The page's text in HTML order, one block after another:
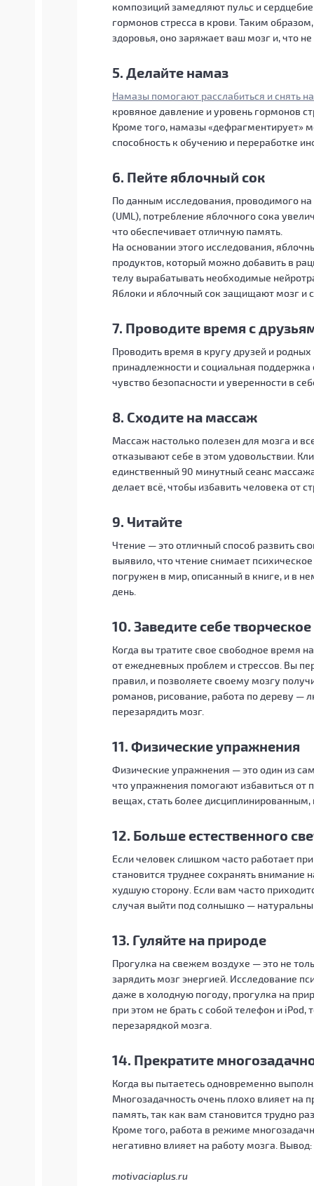
композиций замедляют пульс и
гормонов стресса в крови. Таким
здоровья, оно заряжает ваш мозг и, что
5. Делайте намаз
Намазы помогают расслабиться и снять
кровяное давление и уровень гормонов
Кроме того, намазы «дефрагментирует»
способность к обучению и переработке
6. Пейте яблочный сок
По данным исследования, проводимого
(UML), потребление яблочного сока
что обеспечивает отличную память.
На основании этого исследования,
продуктов, который можно добавить в
телу вырабатывать необходимые
Яблоки и яблочный сок защищают мозг и
7. Проводите время с
Проводить время в кругу друзей и
принадлежности и социальная
чувство безопасности и уверенности в
8. Сходите на массаж
Массаж настолько полезен для мозга и
отказывают себе в этом удовольствии.
единственный 90 минутный сеанс
делает всё, чтобы избавить человека от
9. Читайте
Чтение — это отличный способ развить
выявило, что чтение снимает
погружен в мир, описанный в книге, и в
день.
10. Заведите себе
Когда вы тратите свое свободное время
от ежедневных проблем и стрессов. Вы
правил, и позволяете своему мозгу
романов, рисование, работа по дереву —
перезарядить мозг.
11. Физические упражнения
Физические упражнения — это один из
что упражнения помогают избавиться от
вещах, стать более дисциплинированным,
12. Больше естественного
Если человек слишком часто работает
становится труднее сохранять внимание
худшую сторону. Если вам часто
случая выйти под солнышко —
13. Гуляйте на природе
Прогулка на свежем воздухе — это не
зарядить мозг энергией. Исследование
даже в холодную погоду, прогулка на
при этом не брать с собой телефон и
перезарядкой мозга.
14. Прекратите
Когда вы пытаетесь одновременно
Многозадачность очень плохо влияет на
память, так как вам становится трудно
Кроме того, работа в режиме
негативно влияет на работу мозга.
motivaciaplus.ru